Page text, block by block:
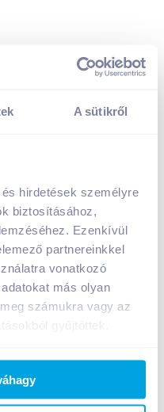
A sütikről
hirdetések személyre
biztosításához,
Ezenkívül
partnereinkkel
vonatkozó
más olyan
számukra vagy az
citromlé tartalommal
db
Ft /liter
Ft /db(27% áfa)